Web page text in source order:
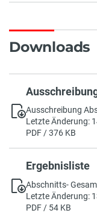
Downloads
Ausschreibung
Letzte Änderung:
PDF / 376 KB
Ergebnisliste
Abschnitts-
Letzte Änderung:
PDF / 54 KB